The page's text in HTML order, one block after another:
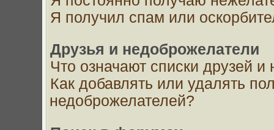
Я получил спам или
Друзья и недоброжелатели
Что означают списки друзей
Как добавлять или удалять
недоброжелателей?